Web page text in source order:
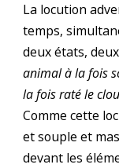
La locution
temps,
deux états,
animal à la fois
la fois raté le
Comme cette
et souple et
devant les